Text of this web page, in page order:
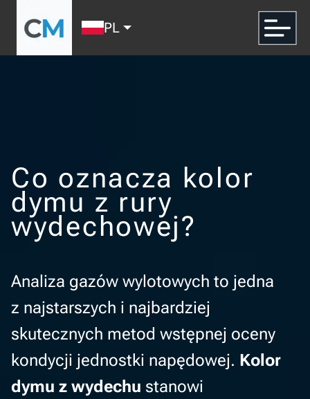
PL
Co oznacza kolor
dymu z rury
wydechowej?
Analiza gazów wylotowych to jedna
z najstarszych i najbardziej
skutecznych metod wstępnej oceny
kondycji jednostki napędowej. Kolor
dymu z wydechu stanowi